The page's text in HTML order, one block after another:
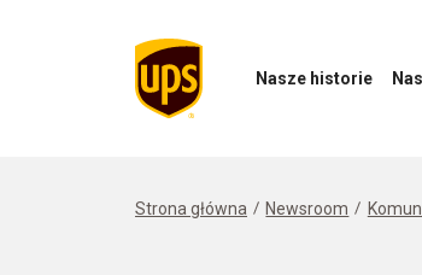
Nasze historie
Strona główna Newsroom